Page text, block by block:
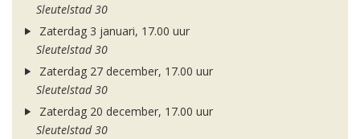
Sleutelstad 30
Zaterdag 3 januari, 17.00 uur
Sleutelstad 30
Zaterdag 27 december, 17.00 uur
Sleutelstad 30
Zaterdag 20 december, 17.00 uur
Sleutelstad 30